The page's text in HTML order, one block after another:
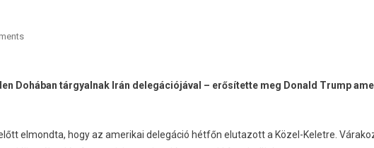
Dohában tárgyalnak Irán delegációjával – erősítette meg Donald Trump
elmondta, hogy az amerikai delegáció hétfőn elutazott a Közel-Keletre.